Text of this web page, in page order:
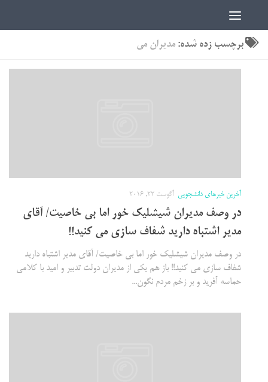
برچسب زده شده:مدیران می
آخرین خبرهای دانشجویی آگوست 22, 2016
در وصف مدیران شیشلیک خور اما بی خاصیت/ آقای
مدیر اشتباه دارید شفاف سازی می کنید!!
در وصف مدیران شیشلیک خور اما بی خاصیت/ آقای مدیر اشتباه دارید
شفاف سازی می کنید!! باز هم یکی از مدیران دولت تدبیر و امید با کلامی
حماسه آفرید و بر زخم مردم نگون...